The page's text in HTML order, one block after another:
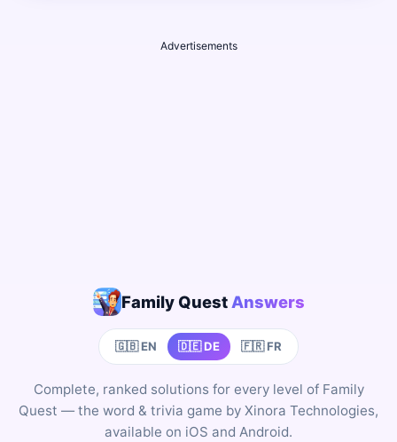
Advertisements
Family Quest Answers
🇬🇧 EN 🇩🇪 DE 🇫🇷 FR
Complete, ranked solutions for every level of Family
Quest — the word & trivia game by Xinora Technologies,
available on iOS and Android.